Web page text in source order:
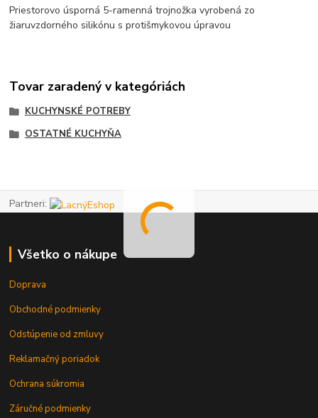
Priestorovo úsporná 5-ramenná trojnožka vyrobená zo
žiaruvzdorného silikónu s protišmykovou úpravou
Tovar zaradený v kategóriách
KUCHYNSKÉ POTREBY
OSTATNÉ KUCHYŇA
Partneri:
Všetko o nákupe
Doprava
Obchodné podmienky
Odstúpenie od zmluvy
Reklamačný poriadok
Ochrana súkromia
Záručné podmienky